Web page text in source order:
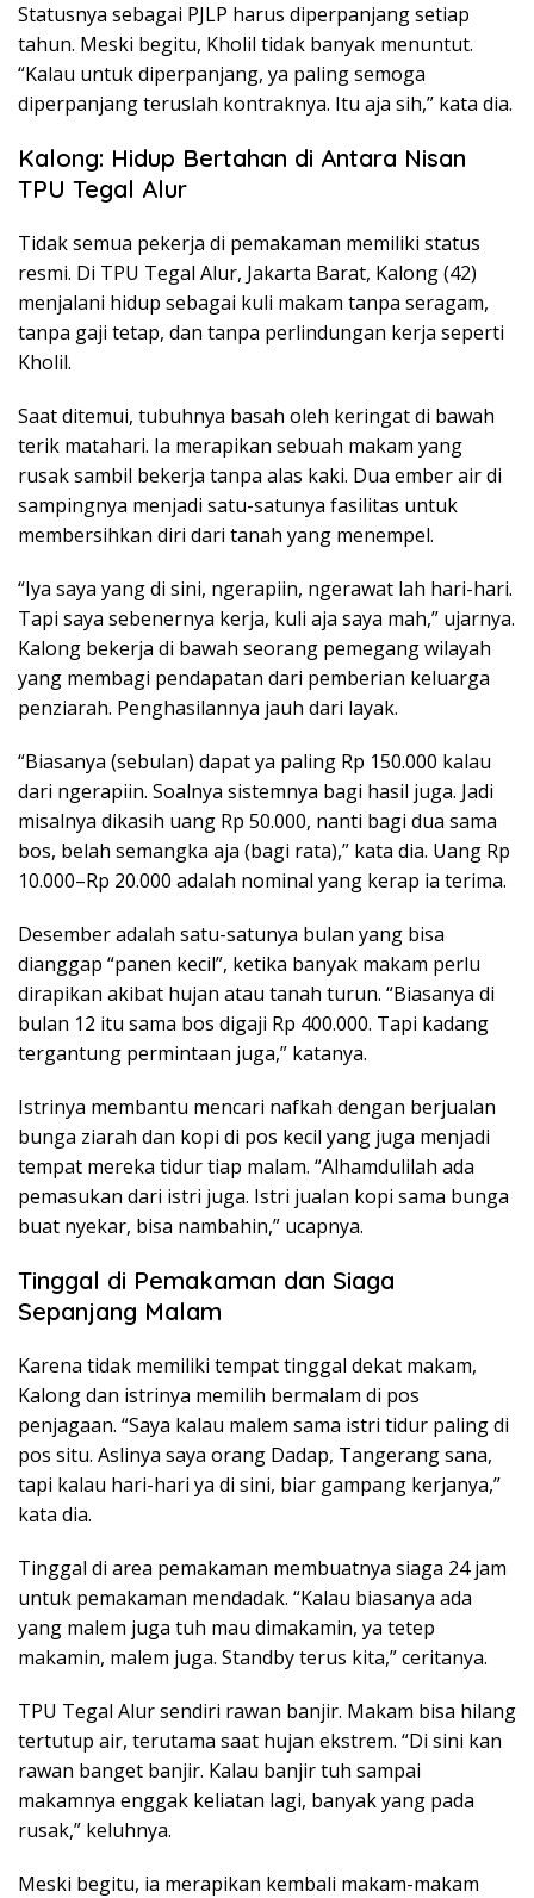
Statusnya sebagai PJLP harus diperpanjang setiap
tahun. Meski begitu, Kholil tidak banyak menuntut.
“Kalau untuk diperpanjang, ya paling semoga
diperpanjang teruslah kontraknya. Itu aja sih,” kata dia.
Kalong: Hidup Bertahan di Antara Nisan
TPU Tegal Alur
Tidak semua pekerja di pemakaman memiliki status
resmi. Di TPU Tegal Alur, Jakarta Barat, Kalong (42)
menjalani hidup sebagai kuli makam tanpa seragam,
tanpa gaji tetap, dan tanpa perlindungan kerja seperti
Kholil.
Saat ditemui, tubuhnya basah oleh keringat di bawah
terik matahari. Ia merapikan sebuah makam yang
rusak sambil bekerja tanpa alas kaki. Dua ember air di
sampingnya menjadi satu-satunya fasilitas untuk
membersihkan diri dari tanah yang menempel.
“Iya saya yang di sini, ngerapiin, ngerawat lah hari-hari.
Tapi saya sebenernya kerja, kuli aja saya mah,” ujarnya.
Kalong bekerja di bawah seorang pemegang wilayah
yang membagi pendapatan dari pemberian keluarga
penziarah. Penghasilannya jauh dari layak.
“Biasanya (sebulan) dapat ya paling Rp 150.000 kalau
dari ngerapiin. Soalnya sistemnya bagi hasil juga. Jadi
misalnya dikasih uang Rp 50.000, nanti bagi dua sama
bos, belah semangka aja (bagi rata),” kata dia. Uang Rp
10.000–Rp 20.000 adalah nominal yang kerap ia terima.
Desember adalah satu-satunya bulan yang bisa
dianggap “panen kecil”, ketika banyak makam perlu
dirapikan akibat hujan atau tanah turun. “Biasanya di
bulan 12 itu sama bos digaji Rp 400.000. Tapi kadang
tergantung permintaan juga,” katanya.
Istrinya membantu mencari nafkah dengan berjualan
bunga ziarah dan kopi di pos kecil yang juga menjadi
tempat mereka tidur tiap malam. “Alhamdulilah ada
pemasukan dari istri juga. Istri jualan kopi sama bunga
buat nyekar, bisa nambahin,” ucapnya.
Tinggal di Pemakaman dan Siaga
Sepanjang Malam
Karena tidak memiliki tempat tinggal dekat makam,
Kalong dan istrinya memilih bermalam di pos
penjagaan. “Saya kalau malem sama istri tidur paling di
pos situ. Aslinya saya orang Dadap, Tangerang sana,
tapi kalau hari-hari ya di sini, biar gampang kerjanya,”
kata dia.
Tinggal di area pemakaman membuatnya siaga 24 jam
untuk pemakaman mendadak. “Kalau biasanya ada
yang malem juga tuh mau dimakamin, ya tetep
makamin, malem juga. Standby terus kita,” ceritanya.
TPU Tegal Alur sendiri rawan banjir. Makam bisa hilang
tertutup air, terutama saat hujan ekstrem. “Di sini kan
rawan banget banjir. Kalau banjir tuh sampai
makamnya enggak keliatan lagi, banyak yang pada
rusak,” keluhnya.
Meski begitu, ia merapikan kembali makam-makam